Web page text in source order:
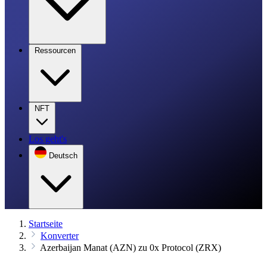
Ressourcen
NFT
Los geht's
Deutsch
Startseite
Konverter
Azerbaijan Manat (AZN) zu 0x Protocol (ZRX)